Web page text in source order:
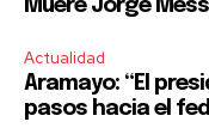
Muere Jorge
Actualidad
Aramayo: “El
pasos hacia el